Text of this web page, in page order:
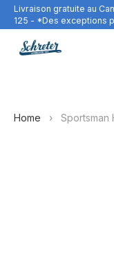
Livraison gratuite au
125 - *Des exceptions
Home › Sportsman